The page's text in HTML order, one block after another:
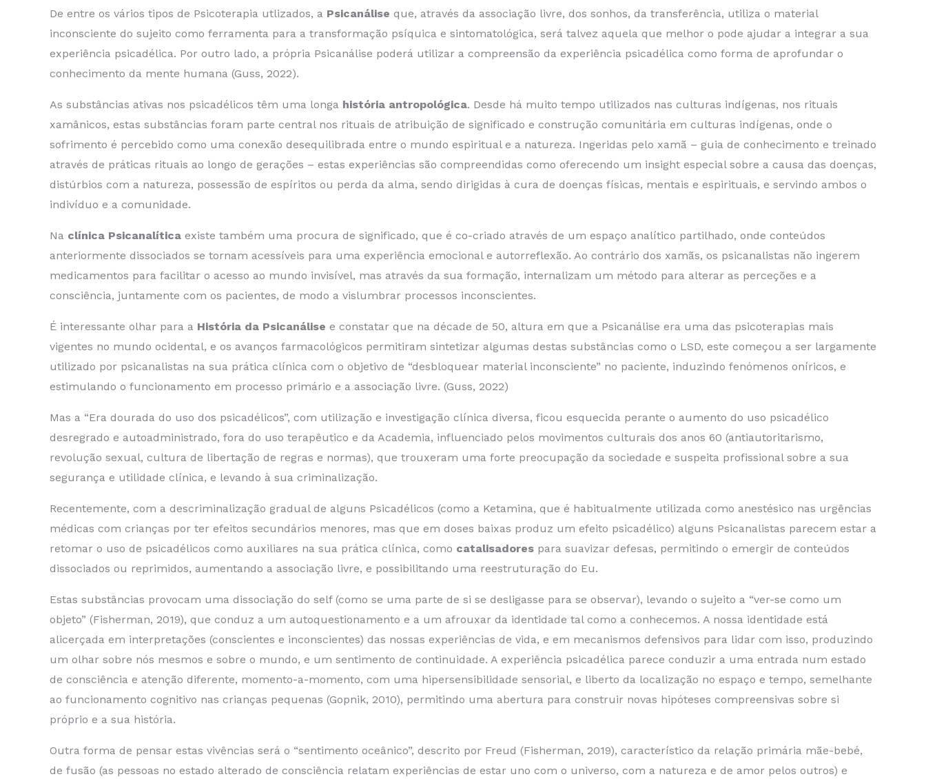
De entre os vários tipos de Psicoterapia utlizados, a Psicanálise que, através da associação livre, dos sonhos, da transferência, utiliza o material
inconsciente do sujeito como ferramenta para a transformação psíquica e sintomatológica, será talvez aquela que melhor o pode ajudar a integrar a sua
experiência psicadélica. Por outro lado, a própria Psicanálise poderá utilizar a compreensão da experiência psicadélica como forma de aprofundar o
conhecimento da mente humana (Guss, 2022).
As substâncias ativas nos psicadélicos têm uma longa história antropológica. Desde há muito tempo utilizados nas culturas indígenas, nos rituais
xamânicos, estas substâncias foram parte central nos rituais de atribuição de significado e construção comunitária em culturas indígenas, onde o
sofrimento é percebido como uma conexão desequilibrada entre o mundo espiritual e a natureza. Ingeridas pelo xamã – guia de conhecimento e treinado
através de práticas rituais ao longo de gerações – estas experiências são compreendidas como oferecendo um insight especial sobre a causa das doenças,
distúrbios com a natureza, possessão de espíritos ou perda da alma, sendo dirigidas à cura de doenças físicas, mentais e espirituais, e servindo ambos o
indivíduo e a comunidade.
Na clínica Psicanalítica existe também uma procura de significado, que é co-criado através de um espaço analítico partilhado, onde conteúdos
anteriormente dissociados se tornam acessíveis para uma experiência emocional e autorreflexão. Ao contrário dos xamãs, os psicanalistas não ingerem
medicamentos para facilitar o acesso ao mundo invisível, mas através da sua formação, internalizam um método para alterar as perceções e a
consciência, juntamente com os pacientes, de modo a vislumbrar processos inconscientes.
É interessante olhar para a História da Psicanálise e constatar que na décade de 50, altura em que a Psicanálise era uma das psicoterapias mais
vigentes no mundo ocidental, e os avanços farmacológicos permitiram sintetizar algumas destas substâncias como o LSD, este começou a ser largamente
utilizado por psicanalistas na sua prática clínica com o objetivo de “desbloquear material inconsciente” no paciente, induzindo fenómenos oníricos, e
estimulando o funcionamento em processo primário e a associação livre. (Guss, 2022)
Mas a “Era dourada do uso dos psicadélicos”, com utilização e investigação clínica diversa, ficou esquecida perante o aumento do uso psicadélico
desregrado e autoadministrado, fora do uso terapêutico e da Academia, influenciado pelos movimentos culturais dos anos 60 (antiautoritarismo,
revolução sexual, cultura de libertação de regras e normas), que trouxeram uma forte preocupação da sociedade e suspeita profissional sobre a sua
segurança e utilidade clínica, e levando à sua criminalização.
Recentemente, com a descriminalização gradual de alguns Psicadélicos (como a Ketamina, que é habitualmente utilizada como anestésico nas urgências
médicas com crianças por ter efeitos secundários menores, mas que em doses baixas produz um efeito psicadélico) alguns Psicanalistas parecem estar a
retomar o uso de psicadélicos como auxiliares na sua prática clínica, como catalisadores para suavizar defesas, permitindo o emergir de conteúdos
dissociados ou reprimidos, aumentando a associação livre, e possibilitando uma reestruturação do Eu.
Estas substâncias provocam uma dissociação do self (como se uma parte de si se desligasse para se observar), levando o sujeito a “ver-se como um
objeto” (Fisherman, 2019), que conduz a um autoquestionamento e a um afrouxar da identidade tal como a conhecemos. A nossa identidade está
alicerçada em interpretações (conscientes e inconscientes) das nossas experiências de vida, e em mecanismos defensivos para lidar com isso, produzindo
um olhar sobre nós mesmos e sobre o mundo, e um sentimento de continuidade. A experiência psicadélica parece conduzir a uma entrada num estado
de consciência e atenção diferente, momento-a-momento, com uma hipersensibilidade sensorial, e liberto da localização no espaço e tempo, semelhante
ao funcionamento cognitivo nas crianças pequenas (Gopnik, 2010), permitindo uma abertura para construir novas hipóteses compreensivas sobre si
próprio e a sua história.
Outra forma de pensar estas vivências será o “sentimento oceânico”, descrito por Freud (Fisherman, 2019), característico da relação primária mãe-bebé,
de fusão (as pessoas no estado alterado de consciência relatam experiências de estar uno com o universo, com a natureza e de amor pelos outros) e